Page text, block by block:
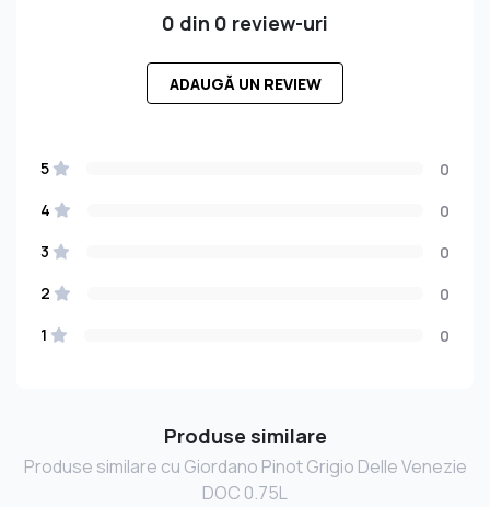
0 din 0 review-uri
ADAUGĂ UN REVIEW
5
0
4
0
3
0
2
0
1
0
Produse similare
Produse similare cu Giordano Pinot Grigio Delle Venezie
DOC 0.75L